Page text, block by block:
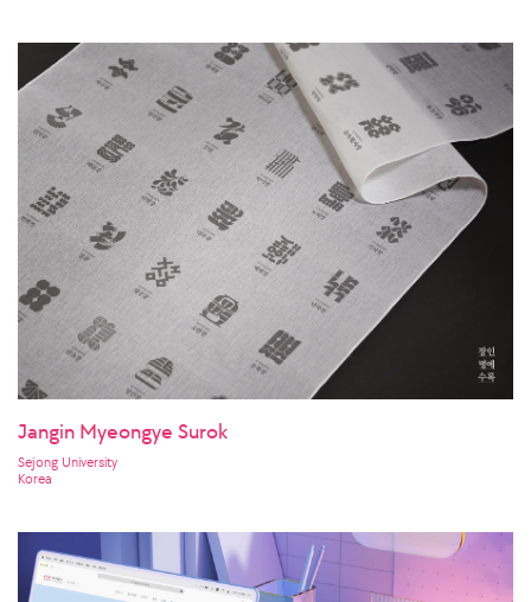
Jangin Myeongye Surok
Sejong University
Korea